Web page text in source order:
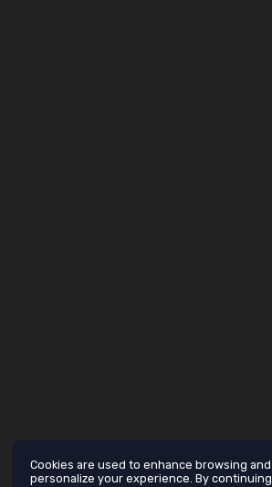
Cookies are used to enhance browsing and
personalize your experience. By continuing